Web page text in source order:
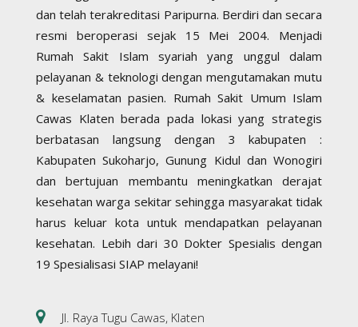
dan telah terakreditasi Paripurna. Berdiri dan secara
resmi beroperasi sejak 15 Mei 2004. Menjadi
Rumah Sakit Islam syariah yang unggul dalam
pelayanan & teknologi dengan mengutamakan mutu
& keselamatan pasien. Rumah Sakit Umum Islam
Cawas Klaten berada pada lokasi yang strategis
berbatasan langsung dengan 3 kabupaten :
Kabupaten Sukoharjo, Gunung Kidul dan Wonogiri
dan bertujuan membantu meningkatkan derajat
kesehatan warga sekitar sehingga masyarakat tidak
harus keluar kota untuk mendapatkan pelayanan
kesehatan. Lebih dari 30 Dokter Spesialis dengan
19 Spesialisasi SIAP melayani!
Jl. Raya Tugu Cawas, Klaten